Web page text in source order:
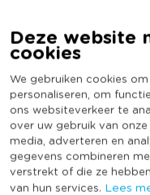
Deze website
cookies
We gebruiken cookies
personaliseren, om
ons websiteverkeer te
over uw gebruik van
media, adverteren en
gegevens combineren
verstrekt of die ze
van hun services. Lees
Koperkleurige
3 verschillende
Producthoogte (cm)
Kleur
Minimale
Duurzaamheidsscore